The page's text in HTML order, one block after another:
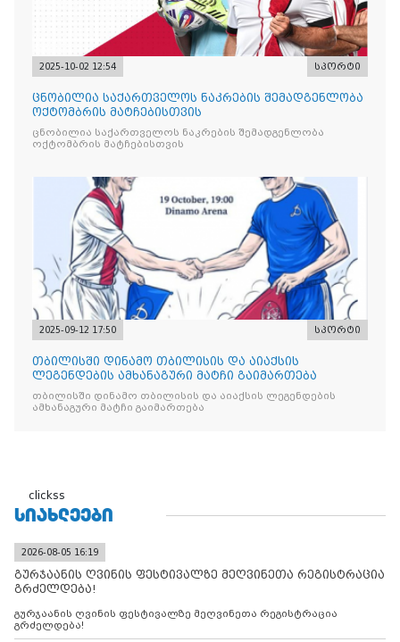
2025-10-02 12:54 სპორტი
ცნობილია საქართველოს ნაკრების შემადგენლობა
ოქტომბრის მატჩებისთვის
ცნობილია საქართველოს ნაკრების შემადგენლობა
ოქტომბრის მატჩებისთვის
2025-09-12 17:50 სპორტი
თბილისში დინამო თბილისის და აიაქსის
ლეგენდების ამხანაგური მატჩი გაიმართება
თბილისში დინამო თბილისის და აიაქსის ლეგენდების
ამხანაგური მატჩი გაიმართება
clickss
ᲡᲘᲐᲮᲚᲔᲔᲑᲘ
2026-08-05 16:19
გურჯაანის ღვინის ფესტივალზე მეღვინეთა რეგისტრაცია
გრძელდება!
გურჯაანის ღვინის ფესტივალზე მეღვინეთა რეგისტრაცია
გრძელდება!